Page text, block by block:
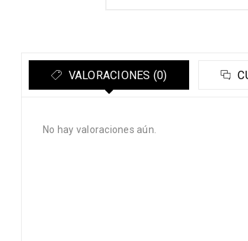
VALORACIONES (0)
No hay valoraciones aún.